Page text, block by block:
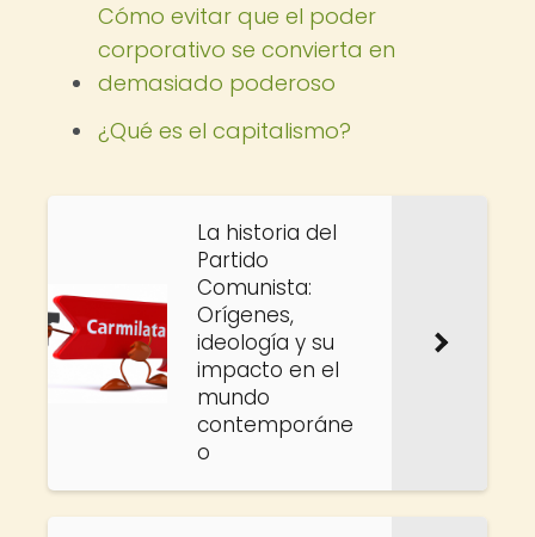
Cómo evitar que el poder
corporativo se convierta en
demasiado poderoso
¿Qué es el capitalismo?
La historia del
Partido
Comunista:
Orígenes,
ideología y su
impacto en el
mundo
contemporáne
o